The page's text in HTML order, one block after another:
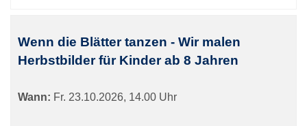
Wenn die Blätter tanzen - Wir malen
Herbstbilder für Kinder ab 8 Jahren
Wann: Fr. 23.10.2026, 14.00 Uhr